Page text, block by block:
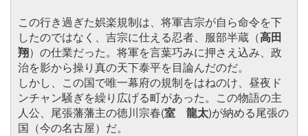
この行き過ぎた娯楽規制は、将軍吉宗が自ら命令を下
したのではなく、吉宗に仕える忍者、服部半蔵（高田
翔）の仕業だった。将軍を言葉巧みに押さえ込み、政
治を影から操り真の天下泰平を目論んだのだ。
しかし、この国で唯一幕府の規制をはねのけ、昼夜ド
ンチャン騒ぎを繰り広げる町があった。この物語の主
人公、尾張藩藩主の徳川宗春(室 龍太)が納める尾張の
国（今の名古屋）だ。